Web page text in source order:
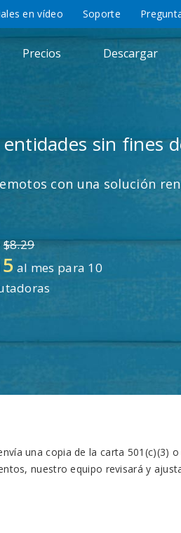
en vídeo Soporte
Precios Descargar
sin fines
con una solución
$8.29
al mes para 10
una copia de la carta 501(c)(3)
nuestro equipo revisará y